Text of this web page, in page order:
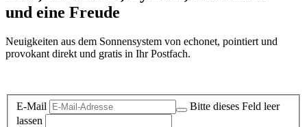
und eine Freude
Neuigkeiten aus dem Sonnensystem von echonet, pointiert und
provokant direkt und gratis in Ihr Postfach.
E-Mail
Bitte dieses Feld leer
lassen